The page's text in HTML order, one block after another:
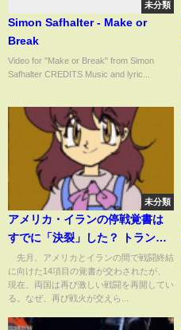
未分類
Simon Safhalter - Make or
Break
Video for "Make or Break" from Simon
Safhalter CREDITS Music and lyric...
未分類
アメリカ・イランの停戦覚書は
すでに「決裂」した？ トランプ
大統領は「もう関わりたくな
い」と疲れ？ 今後の動向を分析
(ABEMA TIMES)
先月、アメリカとイランの間で戦闘終結
に向けた14項目の覚書が交わされたが、
現在、両国は再び激しい戦闘を再開してい
る。なぜ、再び戦火が交えら...